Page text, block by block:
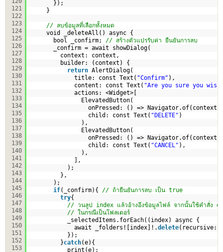
121
122
123
124
125
126
127
128
129
130
131
132
133
134
135
136
137
138
139
140
141
142
143
144
145
146
147
148
149
150
151
152
153
});
}
// ลบข้อมูลที่เลือกทั้งหมด
void _deleteAll() async {
bool _confirm; // สร้างตัวแปรรับค่า ยืนยันการลบ
_confirm = await showDialog(
context: context,
builder: (context) {
return AlertDialog(
title: const Text( "Confirm" ),
content: const Text( "Are you sure you
actions: <Widget>[
ElevatedButton(
onPressed: () =>
child: const Text( "DELETE" )
),
ElevatedButton(
onPressed: () =>
child: const Text( "CANCEL" ),
),
],
);
},
);
if(_confirm){ // ถ้ายืนยันการลบ เป็น true
try{
// วนลูป index แล้วอ้างอึงข้อมูลไฟล์ จากนั้นใช้คำสั่ง
// ในกรณีเป็นโฟลเดอร์
_selectedItems.forEach((index) async {
await _folders![index]!.delete(recursive:
});
}catch(e){
print(e);